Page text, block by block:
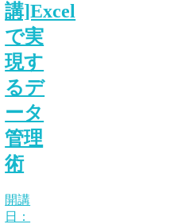
講]Excel
で実
現す
るデ
ータ
管理
術
開講
日：